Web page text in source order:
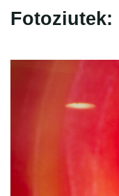
Fotoziutek: